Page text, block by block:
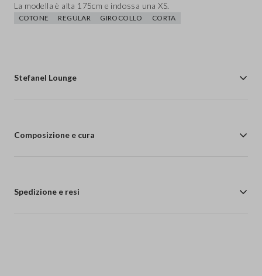
La modella è alta 175cm e indossa una XS.
COTONE REGULAR GIROCOLLO CORTA
Stefanel Lounge
Composizione e cura
Spedizione e resi